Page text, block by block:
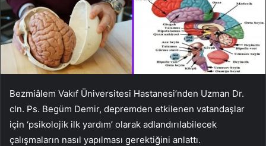
Bezmiâlem Vakıf Üniversitesi Hastanesi’nden Uzman Dr.
cln. Ps. Begüm Demir, depremden etkilenen vatandaşlar
için ‘psikolojik ilk yardım’ olarak adlandırılabilecek
çalışmaların nasıl yapılması gerektiğini anlattı.